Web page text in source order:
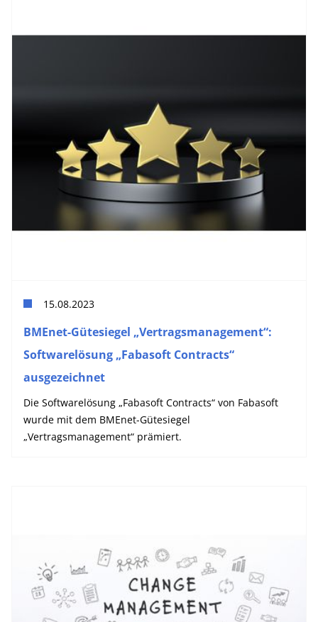
15.08.2023
BMEnet-Gütesiegel „Vertragsmanagement“:
Softwarelösung „Fabasoft Contracts“
ausgezeichnet
Die Softwarelösung „Fabasoft Contracts“ von Fabasoft
wurde mit dem BMEnet-Gütesiegel
„Vertragsmanagement“ prämiert.